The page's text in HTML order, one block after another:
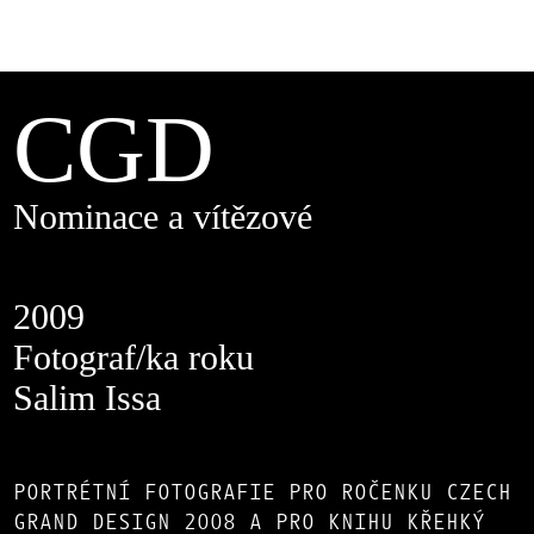
CGD
Nominace a vítězové
2009
Fotograf/ka roku
Salim Issa
PORTRÉTNÍ FOTOGRAFIE PRO ROČENKU CZECH
GRAND DESIGN 2008 A PRO KNIHU KŘEHKÝ